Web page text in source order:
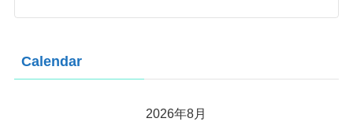
Calendar
2026年8月